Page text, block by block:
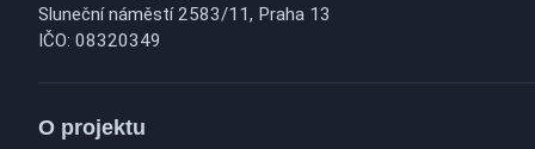
Sluneční náměstí 2583/11, Praha 13
IČO: 08320349
O projektu